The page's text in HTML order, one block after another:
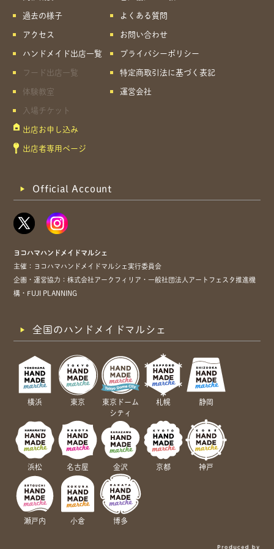
共有方法を選択
過去の様子
アクセス
ハンドメイド出店一覧
フード出店一覧
体験教室
入場チケット
出店お申し込み
出店者専用ページ
よくある質問
お問い合わせ
プライバシーポリシー
特定商取引法に基づく表記
運営会社
Official Account
ヨコハマハンドメイドマルシェ
主催：ヨコハマハンドメイドマルシェ実行委員会
企画・運営協力：株式会社アークフィリア・一般社団法人アートフェスタ推進機
構・FUJI PLANNING
全国のハンドメイドマルシェ
横浜 東京
東京ドーム
シティ
札幌 静岡
浜松 名古屋 金沢 京都 神戸
瀬戸内 小倉 博多